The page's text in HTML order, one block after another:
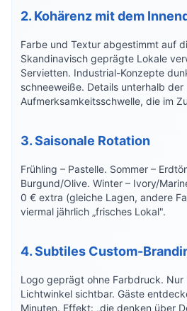
2. Kohärenz mit dem
Farbe und Textur abgestimmt auf
Skandinavisch geprägte Lokale
Servietten. Industrial-Konzepte
schneeweiße. Details unterhalb der
Aufmerksamkeitsschwelle, die im
3. Saisonale Rotation
Frühling – Pastelle. Sommer –
Burgund/Olive. Winter – Ivory/
0 € extra (gleiche Lagen, andere
viermal jährlich „frisches Lokal".
4. Subtiles Custom-
Logo geprägt ohne Farbdruck. Nur
Lichtwinkel sichtbar. Gäste
Minuten. Effekt: „die denken über